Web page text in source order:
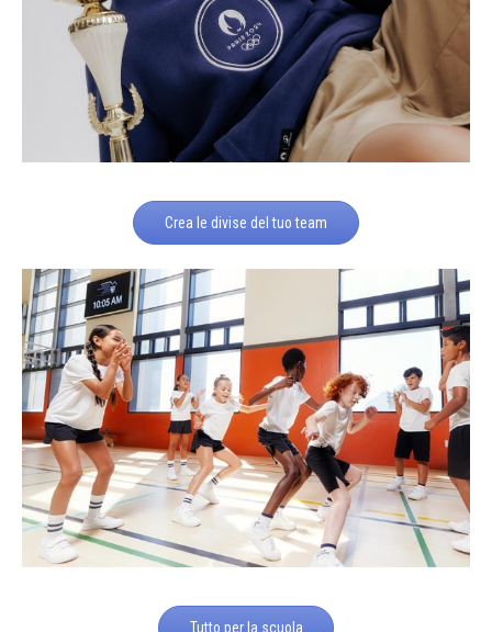
Crea le divise del tuo team
Tutto per la scuola